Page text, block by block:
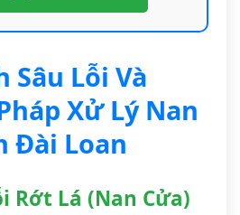
Sâu Lỗi Và
Xử Lý Nan
Đài Loan
Rớt Lá (Nan Cửa)